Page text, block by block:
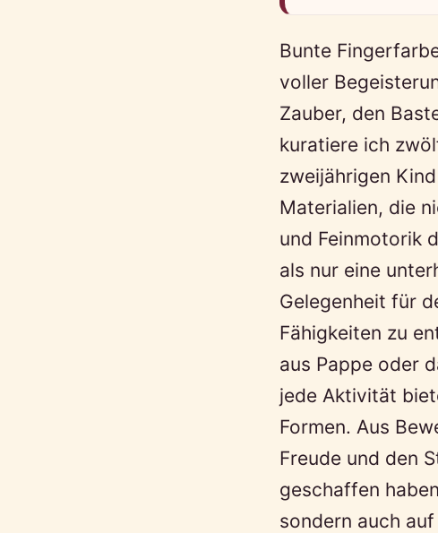
Bunte
voller
Zauber, den
kuratiere ich
zweijährigen
Materialien, die
und Feinmotorik
als nur eine
Gelegenheit für
Fähigkeiten zu
aus Pappe oder
jede Aktivität
Formen. Aus
Freude und den
geschaffen
sondern auch